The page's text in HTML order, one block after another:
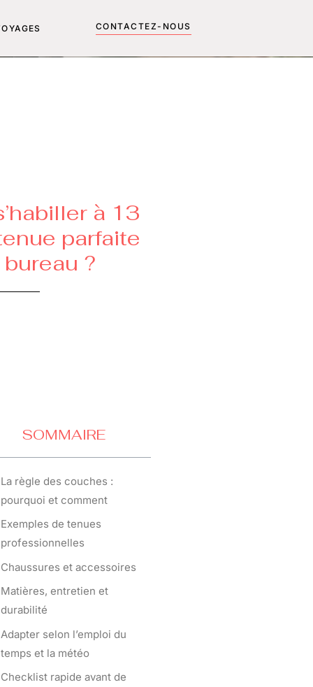
CONTACTEZ-NOUS
à 13
parfaite
?
SOMMAIRE
La règle des couches :
pourquoi et comment
Exemples de tenues
professionnelles
Chaussures et accessoires
Matières, entretien et
durabilité
Adapter selon l’emploi du
temps et la météo
Checklist rapide avant de